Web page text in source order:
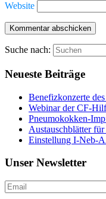
Website
Suche nach:
Neueste Beiträge
Benefizkonzerte
Webinar der CF-
Pneumokokken-
Austauschblätter
Einstellung I-Neb-
Unser Newsletter